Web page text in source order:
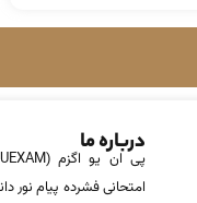
درباره ما
امتحانی فشرده پیام نور